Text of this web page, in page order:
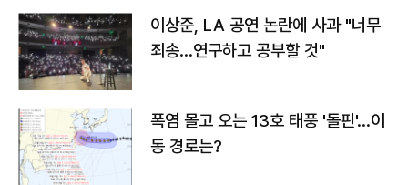
이상준, LA 공연 논란에 사과 "너무
죄송…연구하고 공부할 것"
폭염 몰고 오는 13호 태풍 '돌핀'…이
동 경로는?